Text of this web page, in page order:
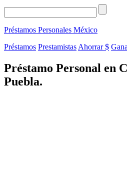
Préstamos Personales México
Préstamos Prestamistas Ahorrar $
Préstamo Personal en
Puebla.